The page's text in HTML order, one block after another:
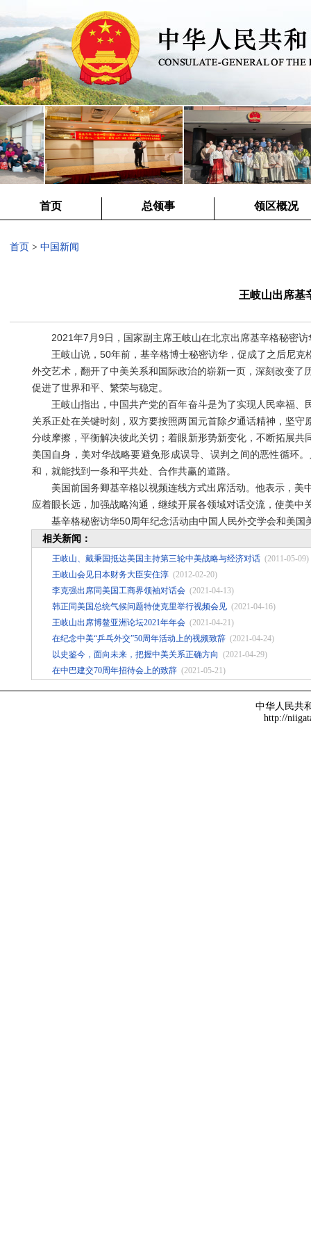
首页 总领事 领区概况
首页 > 中国新闻
王岐山出席基
2021年7月9日，国家副主席王岐山在北京出席基辛格秘密访
王岐山说，50年前，基辛格博士秘密访华，促成了之后尼克
外交艺术，翻开了中美关系和国际政治的崭新一页，深刻改变
促进了世界和平、繁荣与稳定。
王岐山指出，中国共产党的百年奋斗是为了实现人民幸福、
关系正处在关键时刻，双方要按照两国元首除夕通话精神，坚
分歧摩擦，平衡解决彼此关切；着眼新形势新变化，不断拓展
美国自身，美对华战略要避免形成误导、误判之间的恶性循环
和，就能找到一条和平共处、合作共赢的道路。
美国前国务卿基辛格以视频连线方式出席活动。他表示，美
应着眼长远，加强战略沟通，继续开展各领域对话交流，使美中
基辛格秘密访华50周年纪念活动由中国人民外交学会和美国
相关新闻：
王岐山、戴秉国抵达美国主持第三轮中美战略与经济对话 (2011-05-09)
王岐山会见日本财务大臣安住淳 (2012-02-20)
李克强出席同美国工商界领袖对话会 (2021-04-13)
韩正同美国总统气候问题特使克里举行视频会见 (2021-04-16)
王岐山出席博鳌亚洲论坛2021年年会 (2021-04-21)
在纪念中美“乒乓外交”50周年活动上的视频致辞 (2021-04-24)
以史鉴今，面向未来，把握中美关系正确方向 (2021-04-29)
在中巴建交70周年招待会上的致辞 (2021-05-21)
中华人民共
http://